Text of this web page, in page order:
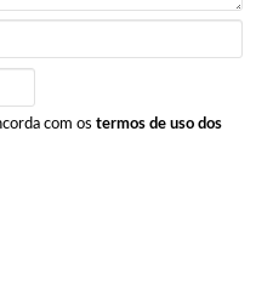
com os termos de uso dos